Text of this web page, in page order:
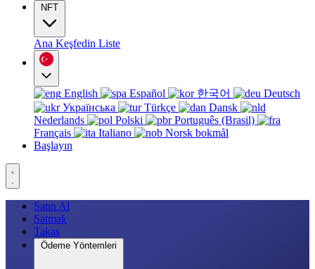
NFT
Ana Keşfedin Liste
English Español 한국어
Deutsch
Українська
Türkçe
Dansk
Nederlands
Polski
Português (Brasil)
Français
Italiano
Norsk bokmål
Başlayın
Satın Al
Satmak
Takas
Ödeme Yöntemleri